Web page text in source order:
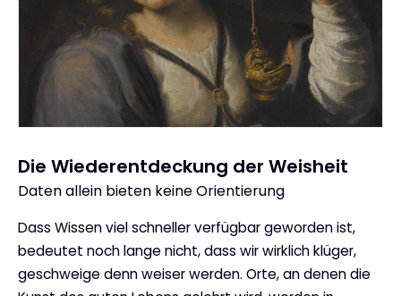
Die Wiederentdeckung der Weisheit
:
Daten allein bieten keine Orientierung
Dass Wissen viel schneller verfügbar geworden ist,
bedeutet noch lange nicht, dass wir wirklich klüger,
geschweige denn weiser werden. Orte, an denen die